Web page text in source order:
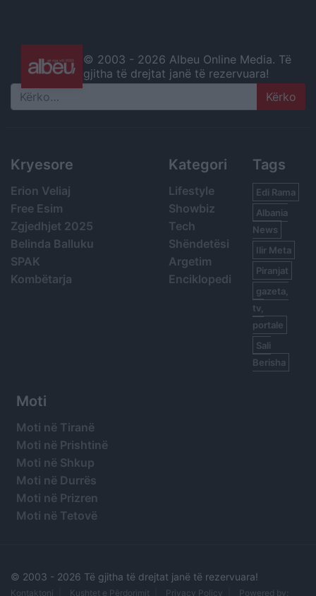
© 2003 - 2026 Albeu Online Media. Të
gjitha të drejtat janë të rezervuara!
Search
Kryesore
Erion Veliaj
Free Esim
Zgjedhjet 2025
Belinda Balluku
SPAK
Kombëtarja
Kategori
Lifestyle
Showbiz
Tech
Shëndetësi
Argetim
Enciklopedi
Tags
Edi Rama
Albania
News
Ilir Meta
Piranjat
gazeta,
tv,
portale
Sali
Berisha
Moti
Moti në Tiranë
Moti në Prishtinë
Moti në Shkup
Moti në Durrës
Moti në Prizren
Moti në Tetovë
© 2003 - 2026 Të gjitha të drejtat janë të rezervuara!
Kontaktoni Kushtet e Përdorimit Privacy Policy Powered by: